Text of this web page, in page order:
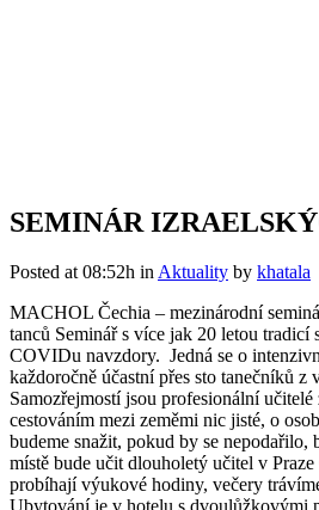
SEMINÁR
Posted at 08:52h inAktuality by khatala
MACHOL Čechia – mezinárodní
tanců Seminář s více jak 20 letou tradicí
COVIDu navzdory. Jedná se o
každoročně účastní přes sto tanečníků z
Samozřejmostí jsou profesionální
cestováním mezi zeměmi nic jisté, o
budeme snažit, pokud by se nepodařilo,
místě bude učit dlouholetý učitel v
probíhají výukové hodiny, večery